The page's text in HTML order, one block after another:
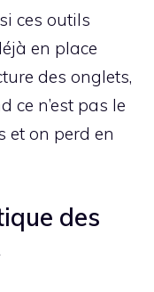
ces outils
en place
des onglets,
ce n’est pas le
et on perd en
des